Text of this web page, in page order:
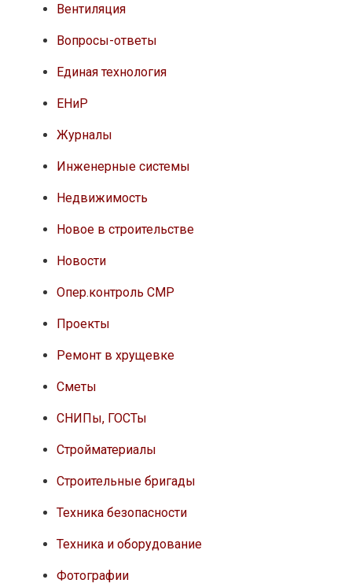
Вентиляция
Вопросы-ответы
Единая технология
ЕНиР
Журналы
Инженерные системы
Недвижимость
Новое в строительстве
Новости
Опер.контроль СМР
Проекты
Ремонт в хрущевке
Сметы
СНИПы, ГОСТы
Стройматериалы
Строительные бригады
Техника безопасности
Техника и оборудование
Фотографии